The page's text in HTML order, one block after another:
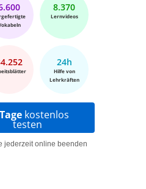
8.370
Lernvideos
24h
Hilfe von
Lehrkräften
kostenlos
testen
jederzeit online beenden